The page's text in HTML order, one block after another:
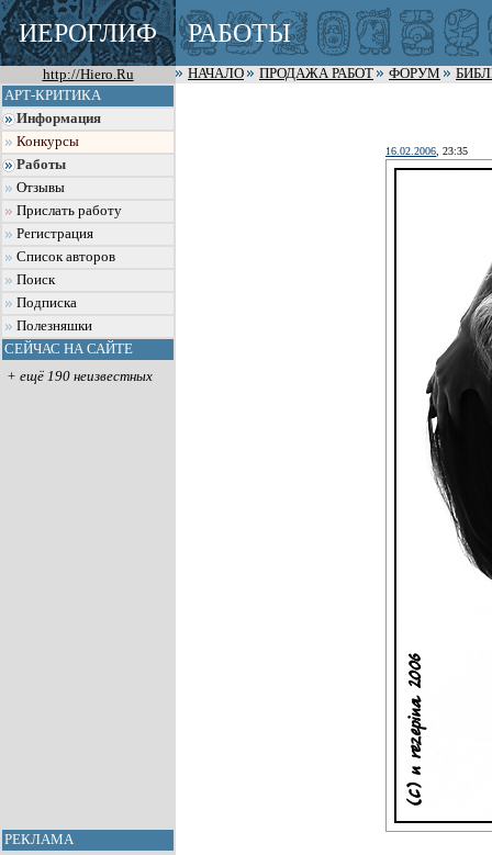
ИЕРОГЛИФ РАБОТЫ
http://Hiero.Ru НАЧАЛО ПРОДАЖА РАБОТ ФОРУМ
АРТ-КРИТИКА
Информация
Конкурсы
Работы
Отзывы
Прислать работу
Регистрация
Список авторов
Поиск
Подписка
Полезняшки
СЕЙЧАС НА САЙТЕ
+ ещё 190 неизвестных
РЕКЛАМА
16.02.2006 , 23:35